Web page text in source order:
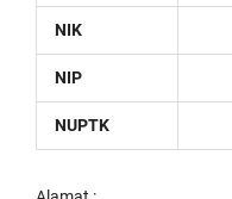
NIK
NIP
NUPTK